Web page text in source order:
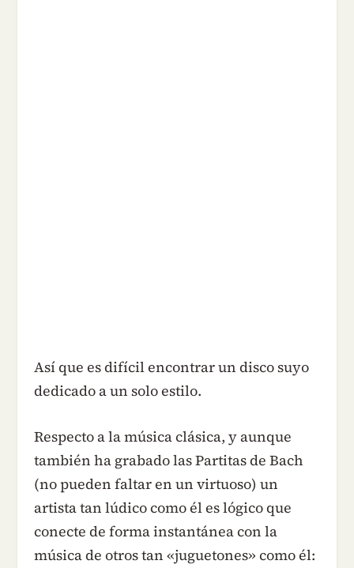
Así que es difícil encontrar un disco suyo
dedicado a un solo estilo.
Respecto a la música clásica, y aunque
también ha grabado las Partitas de Bach
(no pueden faltar en un virtuoso) un
artista tan lúdico como él es lógico que
conecte de forma instantánea con la
música de otros tan «juguetones» como él: